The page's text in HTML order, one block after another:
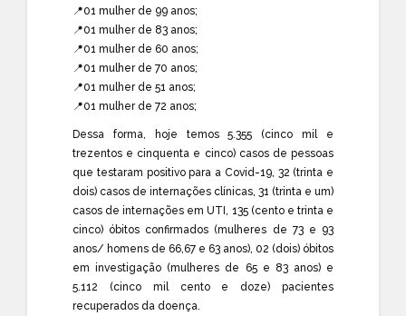
📍01 mulher de 99 anos;
📍01 mulher de 83 anos;
📍01 mulher de 60 anos;
📍01 mulher de 70 anos;
📍01 mulher de 51 anos;
📍01 mulher de 72 anos;
Dessa forma, hoje temos 5.355 (cinco mil e
trezentos e cinquenta e cinco) casos de pessoas
que testaram positivo para a Covid-19, 32 (trinta e
dois) casos de internações clínicas, 31 (trinta e um)
casos de internações em UTI, 135 (cento e trinta e
cinco) óbitos confirmados (mulheres de 73 e 93
anos/ homens de 66,67 e 63 anos), 02 (dois) óbitos
em investigação (mulheres de 65 e 83 anos) e
5.112 (cinco mil cento e doze) pacientes
recuperados da doença.